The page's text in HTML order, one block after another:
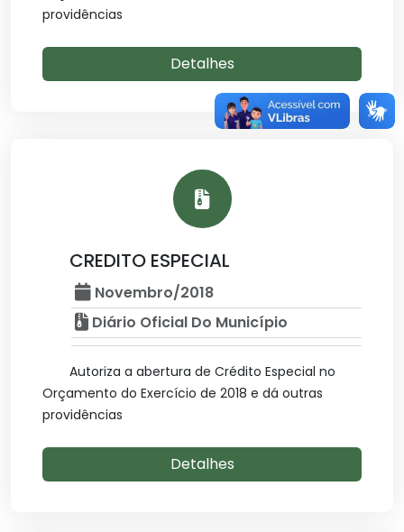
providências
Detalhes
CREDITO ESPECIAL
Novembro/2018
Diário Oficial Do Município
Autoriza a abertura de Crédito Especial no
Orçamento do Exercício de 2018 e dá outras
providências
Detalhes